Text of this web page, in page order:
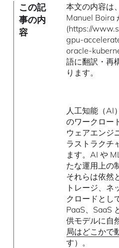
この記
事の内
容
本文の内容は
Manuel Boira
(https://
gpu-
oracle-
語に翻訳・再
ります。
人工知能（AI
のワークロー
ウェアエンジ
ラストラクチ
ます。AI や
たな運用上の
それらは依然
トレージ、ネ
クロードとし
PaaS、SaaS
供モデルに自
局はどこかで
す）。